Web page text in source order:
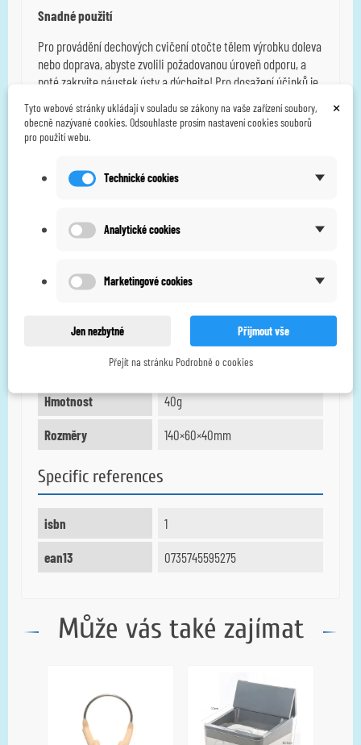
Snadné použití
Pro provádění dechových cvičení otočte tělem výrobku doleva
nebo doprava, abyste zvolili požadovanou úroveň odporu, a
poté zakryjte náustek ústy a dýchejte! Pro dosažení účinků je
Snadné čištění
náustku a uzávěr z těla (můžete oddělit pouze náustek) a
videa o tom, jak výrobek čistit.
specializující se našpičkové dýchací přístroje pro
Hmotnost 40g
Rozměry 140×60×40mm
Specific references
isbn 1
ean13 0735745595275
Může vás také zajímat
×
Tyto webové stránky ukládají v souladu se zákony na vaše zařízení soubory,
obecně nazývané cookies. Odsouhlaste prosím nastavení cookies souborů
pro použití webu.
Technické cookies
Analytické cookies
Marketingové cookies
Jen nezbytné Přijmout vše
Přejít na stránku Podrobně o cookies